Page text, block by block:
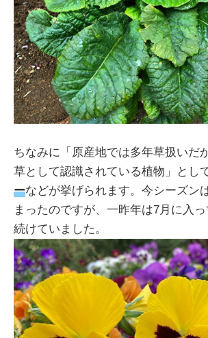
ちなみに「原産地では多年草扱いだ
草として認識されている植物」とし
ーなどが挙げられます。今シーズン
まったのですが、一昨年は7月に入
続けていました。